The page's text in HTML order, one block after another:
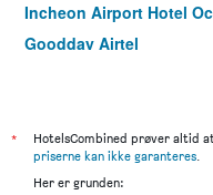
Incheon Airport Hotel
Goodday Airtel
Hotel Sopra
Incheon Airtel
*
HotelsCombined prøver altid
priserne kan ikke garanteres.
Her er grunden: